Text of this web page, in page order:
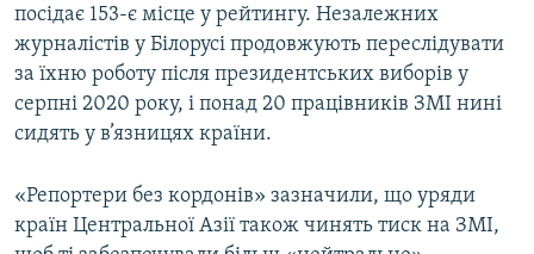
посідає 153-є місце у рейтингу. Незалежних
журналістів у Білорусі продовжують переслідувати
за їхню роботу після президентських виборів у
серпні 2020 року, і понад 20 працівників ЗМІ нині
сидять у в’язницях країни.
«Репортери без кордонів» зазначили, що уряди
країн Центральної Азії також чинять тиск на ЗМІ,